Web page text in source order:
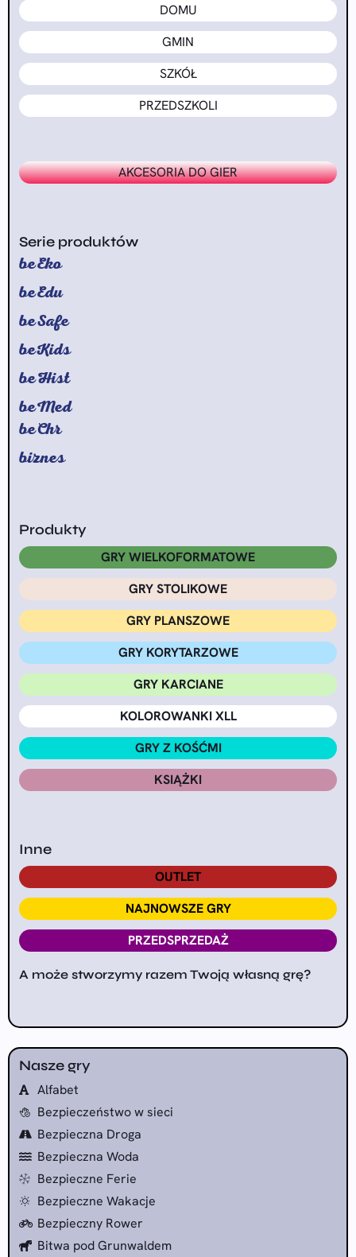
DOMU
GMIN
SZKÓŁ
PRZEDSZKOLI
AKCESORIA DO GIER
Serie produktów
beEko
beEdu
beSafe
beKids
beHist
beMed
beChr
biznes
Produkty
GRY WIELKOFORMATOWE
GRY STOLIKOWE
GRY PLANSZOWE
GRY KORYTARZOWE
GRY KARCIANE
KOLOROWANKI XLL
GRY Z KOŚĆMI
KSIĄŻKI
Inne
OUTLET
NAJNOWSZE GRY
PRZEDSPRZEDAŻ
A może stworzymy razem Twoją własną grę?
Nasze gry
Alfabet
Bezpieczeństwo w sieci
Bezpieczna Droga
Bezpieczna Woda
Bezpieczne Ferie
Bezpieczne Wakacje
Bezpieczny Rower
Bitwa pod Grunwaldem